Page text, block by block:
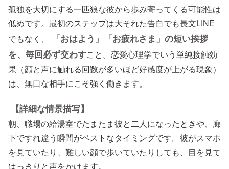
孤独を大切にする一匹狼な彼から歩み寄ってくる可能性は
低めです。最初のステップは大それた告白でも長文LINE
でもなく、
「おはよう」「お疲れさま」の短い挨拶
を、毎回必ず交わすこと。恋愛心理学でいう単純接触効
果（顔と声に触れる回数が多いほど好感度が上がる現象）
は、無口な相手にこそ強く働きます。
【詳細な情景描写】
朝、職場の給湯室でたまたま彼と二人になったときや、廊
下ですれ違う瞬間がベストなタイミングです。彼がスマホ
を見ていたり、難しい顔で歩いていたりしても、目を見て
はっきりと声をかけます。